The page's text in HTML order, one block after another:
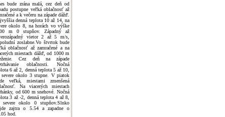
bude zrána malá, cez deň od
postupne veľká oblačnosť až
a k večeru na západe dážď.
denná teplota 10 až 14, na
okolo 8, na horách vo výške
m 0 stupňov. Západný až
vietor 2 až 5 m/s,
zoslabne.Vo štvrtok bude
oblačnosť až zamračené a na
miestach dážď, od 1000 m
Cez deň na západe
oblačnosti. Nočná
6 až 2, denná teplota 5 až 10,
severe okolo 3 stupne. V piatok
veľká, miestami zmenšená
Na viacerých miestach
od 600 m snehové. Nočná
3 až -2, denná teplota 4 až 8,
severe okolo 0 stupňov.Slnko
zajtra o 5.54 a zapadne o
hod.